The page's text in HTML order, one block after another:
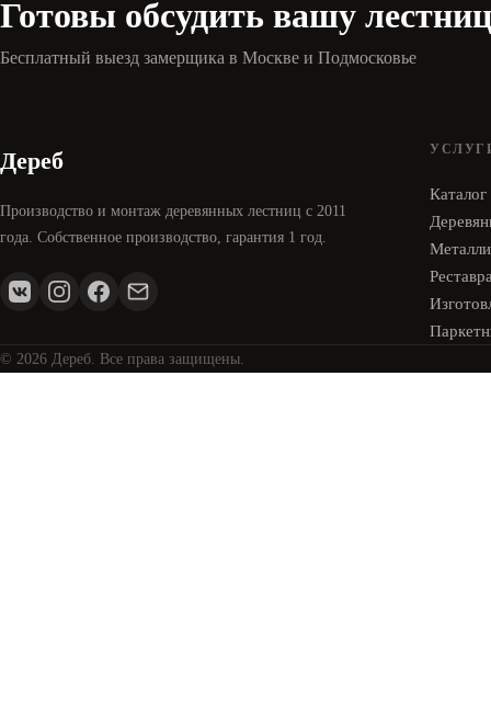
Готовы обсудить вашу
Бесплатный выезд замерщика в Москве и Подмосковье
Дереб
Производство и монтаж деревянных лестниц с 2011
года. Собственное производство, гарантия 1 год.
Каталог
© 2026 Дереб. Все права защищены.